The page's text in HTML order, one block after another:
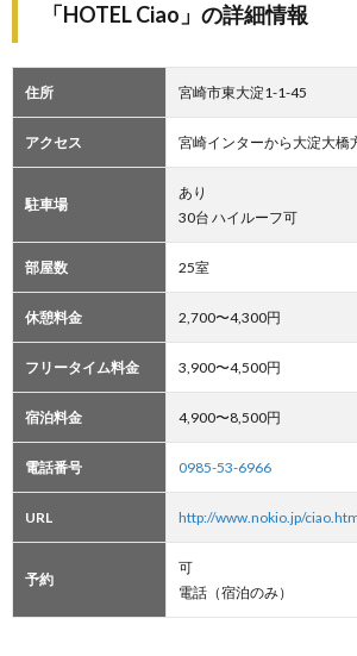
「HOTEL Ciao」の詳細情報
住所 宮崎市東大淀1-1-45
アクセス 宮崎インターから大淀大橋
駐車場
あり
30台 ハイルーフ可
部屋数 25室
休憩料金 2,700〜4,300円
フリータイム料金 3,900〜4,500円
宿泊料金 4,900〜8,500円
電話番号 0985-53-6966
URL http://www.nokio.jp/
予約
可
電話（宿泊のみ）